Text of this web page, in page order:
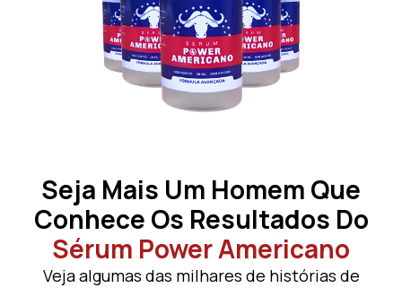
Seja Mais Um Homem Que
Conhece Os Resultados Do
Sérum Power Americano
Veja algumas das milhares de histórias de